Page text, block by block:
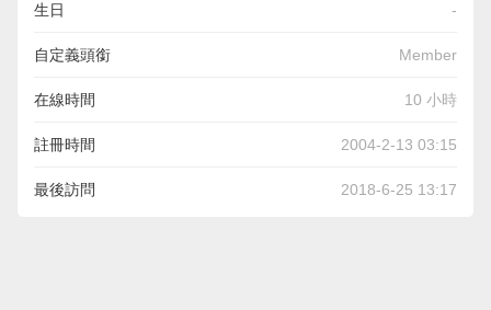
生日 -
自定義頭銜 Member
在線時間 10 小時
註冊時間 2004-2-13 03:15
最後訪問 2018-6-25 13:17